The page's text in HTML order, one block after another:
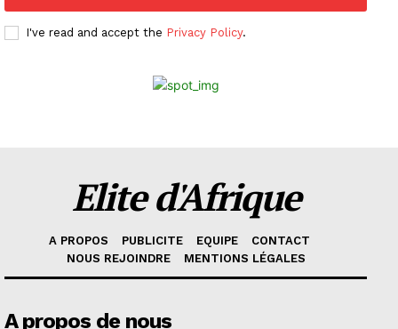
I've read and accept the Privacy Policy.
Elite d'Afrique
A PROPOS PUBLICITE EQUIPE
CONTACT
NOUS REJOINDRE
MENTIONS LÉGALES
A propos de nous